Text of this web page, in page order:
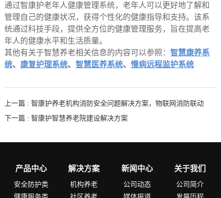
通过智康护老年人健康管理系统，老年人可以更好地了解和
管理自己的健康状况，获得个性化的健康指导和支持。该系
统通过科技手段，提供全方位的健康管理服务，旨在提高老
年人的健康水平和生活质量。
其他有关于智慧养老相关信息的内容可以参照： 智慧康养系
统、 康复护理系统、 智慧医养系统、 慢病远程监护系统
上一篇 : 智康护养老机构消防安全问题解决方案，物联网消防联动
下一篇 : 智康护智慧养老院建设解决方案
产品中心
安全防护类
解决方案
机构养老
新闻中心
公司动态
关于我们
公司简介